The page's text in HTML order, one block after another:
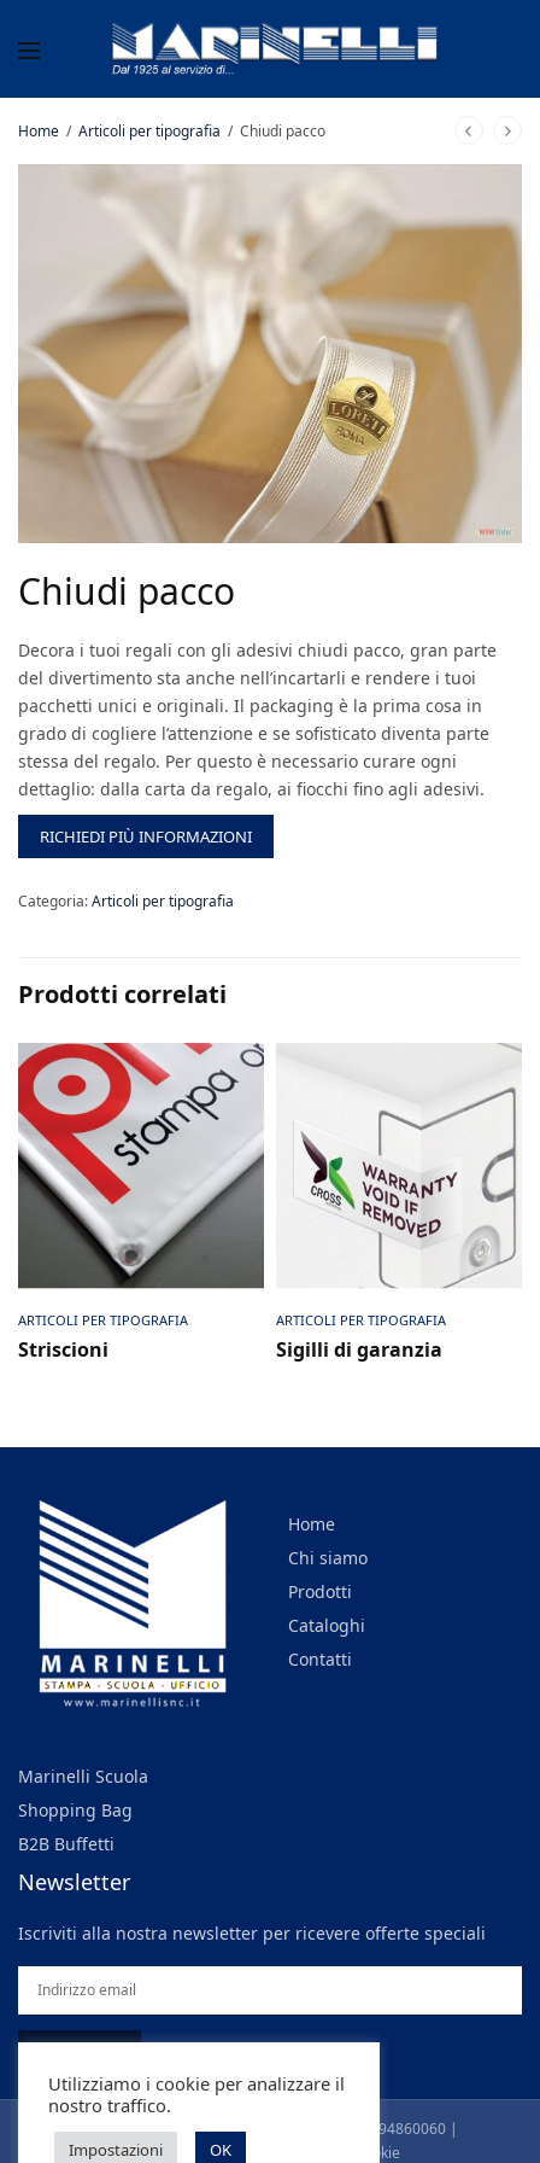
Home / Articoli per tipografia / Chiudi pacco
Chiudi pacco
Decora i tuoi regali con gli adesivi chiudi pacco, gran parte
del divertimento sta anche nell’incartarli e rendere i tuoi
pacchetti unici e originali. Il packaging è la prima cosa in
grado di cogliere l’attenzione e se sofisticato diventa parte
stessa del regalo. Per questo è necessario curare ogni
dettaglio: dalla carta da regalo, ai fiocchi fino agli adesivi.
RICHIEDI PIÙ INFORMAZIONI
Categoria:Articoli per tipografia
Prodotti correlati
Scheda prodotto
ARTICOLI PER TIPOGRAFIA
Striscioni
Scheda prodotto
ARTICOLI PER TIPOGRAFIA
Sigilli di garanzia
Home
Chi siamo
Prodotti
Cataloghi
Contatti
Marinelli Scuola
Shopping Bag
B2B Buffetti
Newsletter
Iscriviti alla nostra newsletter per ricevere offerte speciali
©Marinelli Snc di Caucino L. & C |
P.IVA 00194860060 |
info@marinellisnc.it
Privacy & Cookie
Utilizziamo i cookie per analizzare il
nostro traffico.
Impostazioni OK